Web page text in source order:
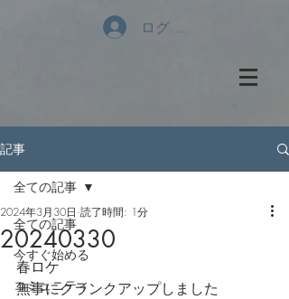
ログイン
記事
全ての記事
今すぐ始める
コミュニティ
全ての記事
20240330
2024年3月30日 読了時間: 1分
春ロケ
無事にクランクアップしました